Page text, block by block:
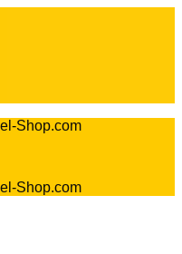
Shop.com
Shop.com